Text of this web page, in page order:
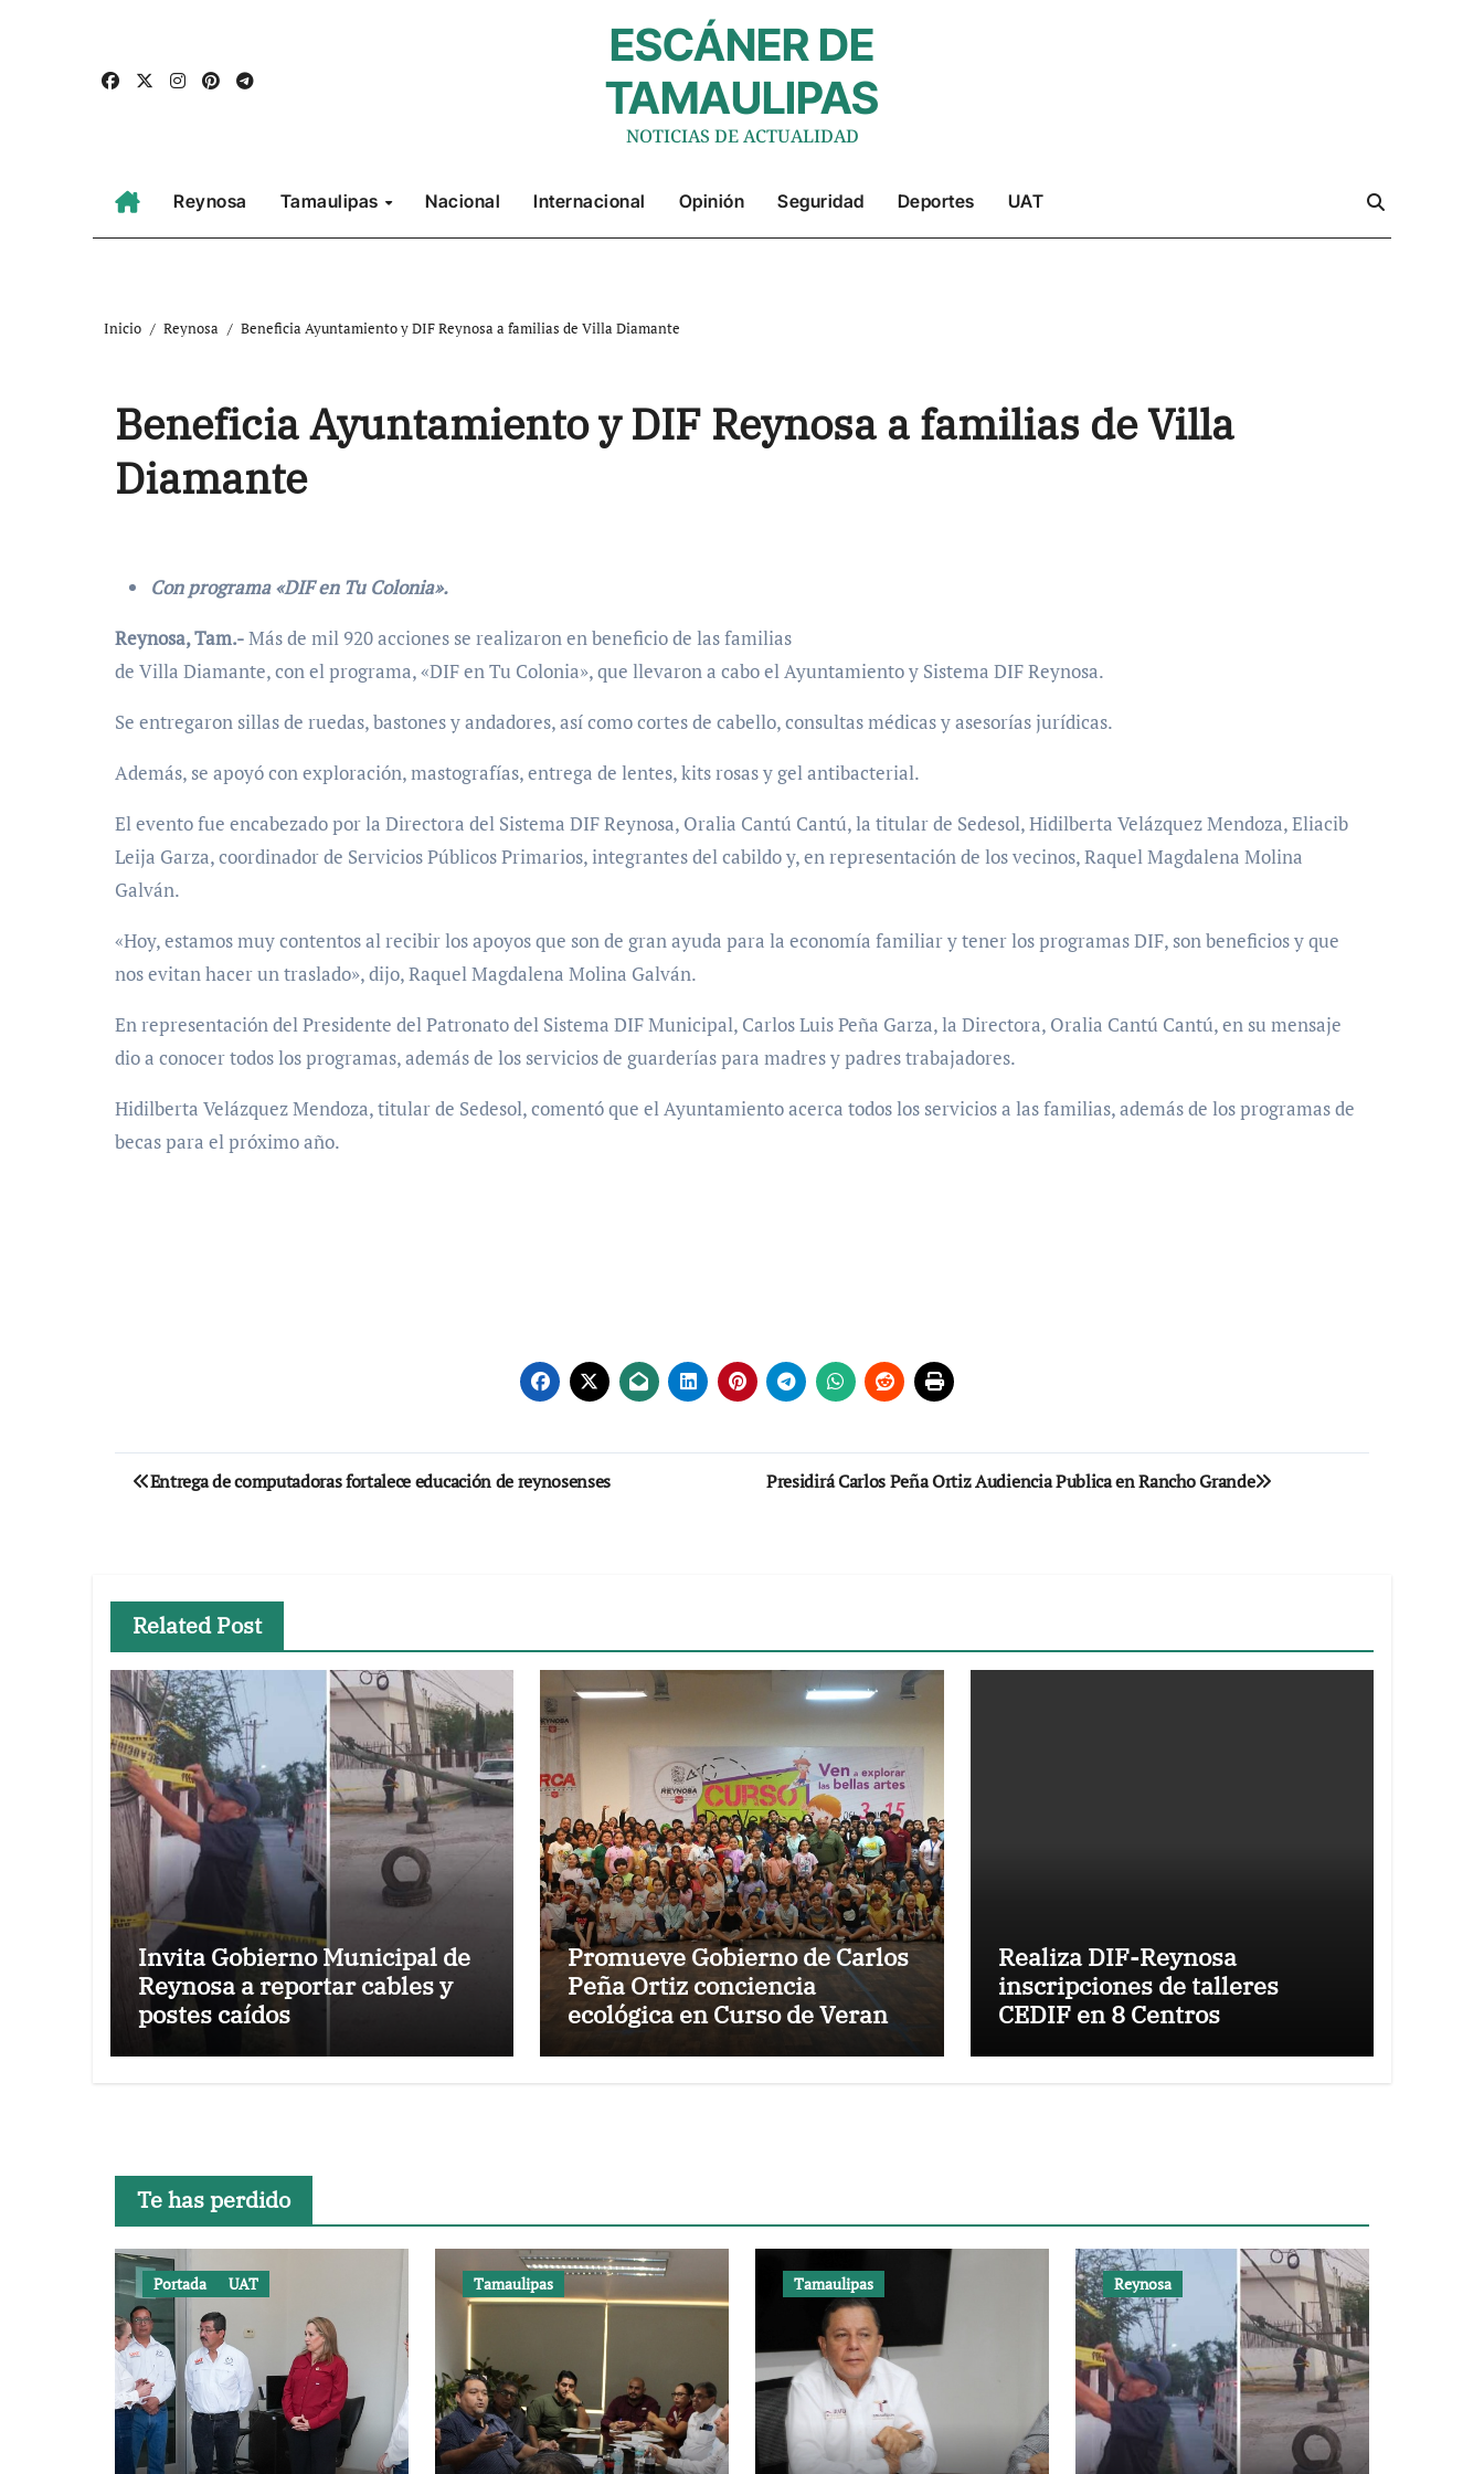
ESCÁNER DE
TAMAULIPAS
NOTICIAS DE ACTUALIDAD
Reynosa Tamaulipas Nacional Internacional Opinión Seguridad Deportes UAT
Inicio Reynosa Beneficia Ayuntamiento y DIF Reynosa a familias de Villa Diamante
Beneficia Ayuntamiento y DIF Reynosa a familias de Villa
Diamante
Con programa «DIF en Tu Colonia».
Reynosa, Tam.-Más de mil 920 acciones se realizaron en beneficio de las familias
de Villa Diamante, con el programa, «DIF en Tu Colonia», que llevaron a cabo el Ayuntamiento y Sistema DIF Reynosa.
Se entregaron sillas de ruedas, bastones y andadores, así como cortes de cabello, consultas médicas y asesorías jurídicas.
Además, se apoyó con exploración, mastografías, entrega de lentes, kits rosas y gel antibacterial.
El evento fue encabezado por la Directora del Sistema DIF Reynosa, Oralia Cantú Cantú, la titular de Sedesol, Hidilberta Velázquez Mendoza, Eliacib
Leija Garza, coordinador de Servicios Públicos Primarios, integrantes del cabildo y, en representación de los vecinos, Raquel Magdalena Molina
Galván.
«Hoy, estamos muy contentos al recibir los apoyos que son de gran ayuda para la economía familiar y tener los programas DIF, son beneficios y que
nos evitan hacer un traslado», dijo, Raquel Magdalena Molina Galván.
En representación del Presidente del Patronato del Sistema DIF Municipal, Carlos Luis Peña Garza, la Directora, Oralia Cantú Cantú, en su mensaje
dio a conocer todos los programas, además de los servicios de guarderías para madres y padres trabajadores.
Hidilberta Velázquez Mendoza, titular de Sedesol, comentó que el Ayuntamiento acerca todos los servicios a las familias, además de los programas de
becas para el próximo año.
Navegación
Entrega de computadoras fortalece educación de reynosenses Presidirá Carlos Peña Ortiz Audiencia Publica en Rancho Grande
Related Post
Invita Gobierno Municipal de
Reynosa a reportar cables y
postes caídos
Promueve Gobierno de Carlos
Peña Ortiz conciencia
ecológica en Curso de Verano
IRCA 2026
Realiza DIF-Reynosa
inscripciones de talleres
CEDIF en 8 Centros
Te has perdido
Portada UAT Tamaulipas Tamaulipas Reynosa